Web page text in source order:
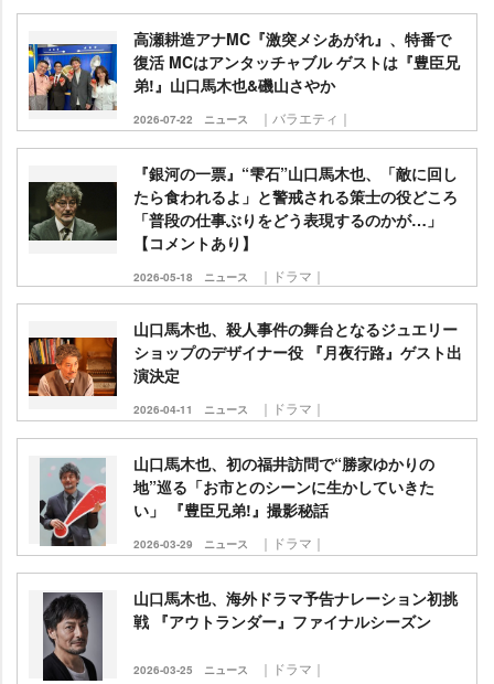
高瀬耕造アナMC『激突メシあがれ』、特番で
復活 MCはアンタッチャブル ゲストは『豊臣兄
弟!』山口馬木也&磯山さやか
2026-07-22 ニュース ｜バラエティ｜
『銀河の一票』“雫石”山口馬木也、「敵に回し
たら食われるよ」と警戒される策士の役どころ
「普段の仕事ぶりをどう表現するのかが…」
【コメントあり】
2026-05-18 ニュース ｜ドラマ｜
山口馬木也、殺人事件の舞台となるジュエリー
ショップのデザイナー役 『月夜行路』ゲスト出
演決定
2026-04-11 ニュース ｜ドラマ｜
山口馬木也、初の福井訪問で“勝家ゆかりの
地”巡る「お市とのシーンに生かしていきた
い」 『豊臣兄弟!』撮影秘話
2026-03-29 ニュース ｜ドラマ｜
山口馬木也、海外ドラマ予告ナレーション初挑
戦 『アウトランダー』ファイナルシーズン
2026-03-25 ニュース ｜ドラマ｜